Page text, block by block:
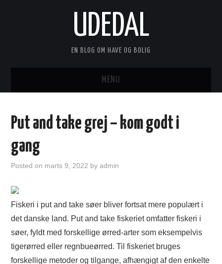
UDEDAL
EN BLOG OM HAVE OG BOLIG
MENU
ANNONCERING
KONTAKT
Put and take grej – kom godt i
gang
Posted on marts 9, 2022 byadmin
Fiskeri i put and take søer bliver fortsat mere populært i
det danske land. Put and take fiskeriet omfatter fiskeri i
søer, fyldt med forskellige ørred-arter som eksempelvis
tigerørred eller regnbueørred. Til fiskeriet bruges
forskellige metoder og tilgange, afhængigt af den enkelte